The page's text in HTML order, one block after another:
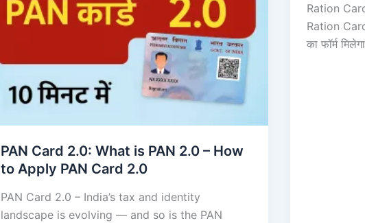
PAN Card 2.0: What is PAN 2.0 – How
to Apply PAN Card 2.0
PAN Card 2.0 – India’s tax and identity
landscape is evolving — and so is the PAN
Ration
Ration
का फॉर्म